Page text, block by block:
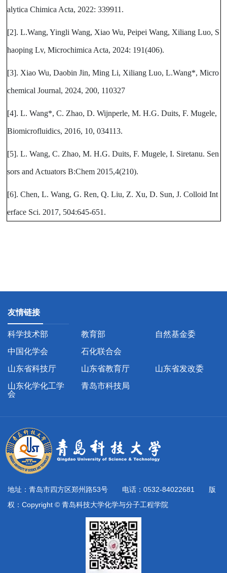
alytica Chimica Acta, 2022: 339911.
[2]. L.Wang, Yingli Wang, Xiao Wu, Peipei Wang, Xiliang Luo, S
haoping Lv, Microchimica Acta, 2024: 191(406).
[3]. Xiao Wu, Daobin Jin, Ming Li, Xiliang Luo, L.Wang*, Micro
chemical Journal, 2024, 200, 110327
[4]. L. Wang*, C. Zhao, D. Wijnperle, M. H.G. Duits, F. Mugele,
Biomicrofluidics, 2016, 10, 034113.
[5]. L. Wang, C. Zhao, M. H.G. Duits, F. Mugele, I. Siretanu. Sen
sors and Actuators B:Chem 2015,4(210).
[6]. Chen, L. Wang, G. Ren, Q. Liu, Z. Xu, D. Sun, J. Colloid Int
erface Sci. 2017, 504:645-651.
友情链接
科学技术部 教育部
自然基金委
中国化学会
石化联合会
山东省科技厅
山东省教育厅
山东省发改委
山东化学化工学
会
青岛市科技局
地址：青岛市四方区郑州路53号 电话：0532-84022681 版
权：Copyright © 青岛科技大学化学与分子工程学院